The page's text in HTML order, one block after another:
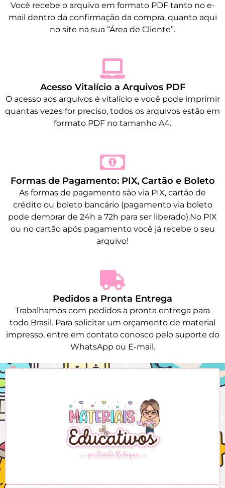
Você recebe o arquivo em formato PDF tanto no e-
mail dentro da confirmação da compra, quanto aqui
no site na sua “Área de Cliente”.
Acesso Vitalício a Arquivos PDF
O acesso aos arquivos é vitalício e você pode imprimir
quantas vezes for preciso, todos os arquivos estão em
formato PDF no tamanho A4.
Formas de Pagamento: PIX, Cartão e Boleto
As formas de pagamento são via PIX, cartão de
crédito ou boleto bancário (pagamento via boleto
pode demorar de 24h a 72h para ser liberado).No PIX
ou no cartão após pagamento você já recebe o seu
arquivo!
Pedidos a Pronta Entrega
Trabalhamos com pedidos a pronta entrega para
todo Brasil. Para solicitar um orçamento de material
impresso, entre em contato conosco pelo suporte do
WhatsApp ou E-mail.